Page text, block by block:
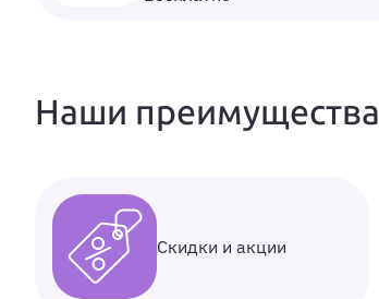
Наши преимущества
Скидки и акции